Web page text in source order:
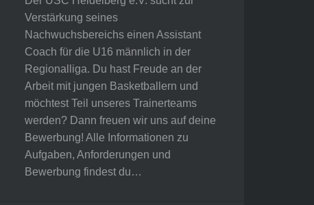
Verstärkung seines
Nachwuchsbereichs einen Assistant
Coach für die U16 männlich in der
Regionalliga. Du hast Freude an der
Arbeit mit jungen Basketballern und
möchtest Teil unseres Trainerteams
werden? Dann freuen wir uns auf deine
Bewerbung! Alle Informationen zu
Aufgaben, Anforderungen und
Bewerbung findest du…